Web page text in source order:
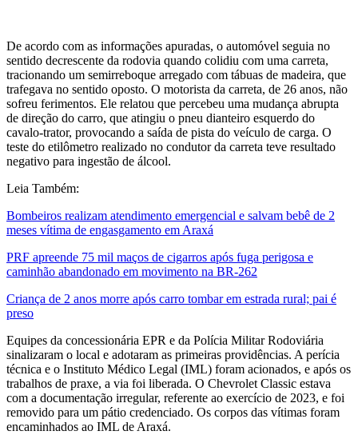
De acordo com as informações apuradas, o automóvel seguia no
sentido decrescente da rodovia quando colidiu com uma carreta,
tracionando um semirreboque arregado com tábuas de madeira, que
trafegava no sentido oposto. O motorista da carreta, de 26 anos, não
sofreu ferimentos. Ele relatou que percebeu uma mudança abrupta
de direção do carro, que atingiu o pneu dianteiro esquerdo do
cavalo-trator, provocando a saída de pista do veículo de carga. O
teste do etilômetro realizado no condutor da carreta teve resultado
negativo para ingestão de álcool.
Leia Também:
Bombeiros realizam atendimento emergencial e salvam bebê de 2
meses vítima de engasgamento em Araxá
PRF apreende 75 mil maços de cigarros após fuga perigosa e
caminhão abandonado em movimento na BR-262
Criança de 2 anos morre após carro tombar em estrada rural; pai é
preso
Equipes da concessionária EPR e da Polícia Militar Rodoviária
sinalizaram o local e adotaram as primeiras providências. A perícia
técnica e o Instituto Médico Legal (IML) foram acionados, e após os
trabalhos de praxe, a via foi liberada. O Chevrolet Classic estava
com a documentação irregular, referente ao exercício de 2023, e foi
removido para um pátio credenciado. Os corpos das vítimas foram
encaminhados ao IML de Araxá.